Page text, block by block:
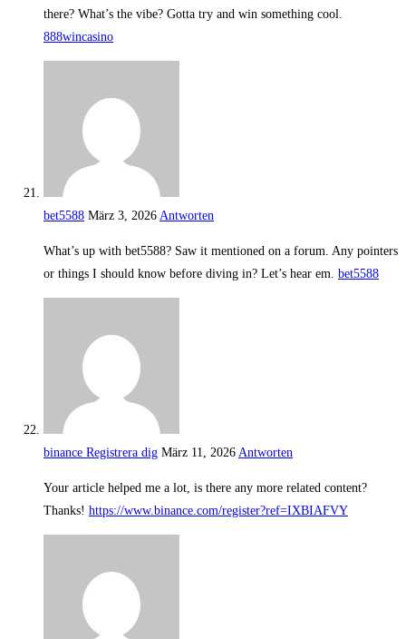
there? What’s the vibe? Gotta try and win something cool.
888wincasino
bet5588 März 3, 2026 Antworten
What’s up with bet5588? Saw it mentioned on a forum. Any pointers
or things I should know before diving in? Let’s hear em. bet5588
binance Registrera dig März 11, 2026 Antworten
Your article helped me a lot, is there any more related content?
Thanks! https://www.binance.com/register?ref=IXBIAFVY